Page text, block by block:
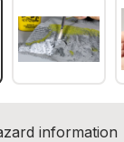
information